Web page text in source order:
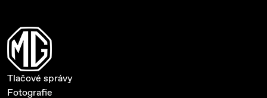
Tlačové správy
Fotografie